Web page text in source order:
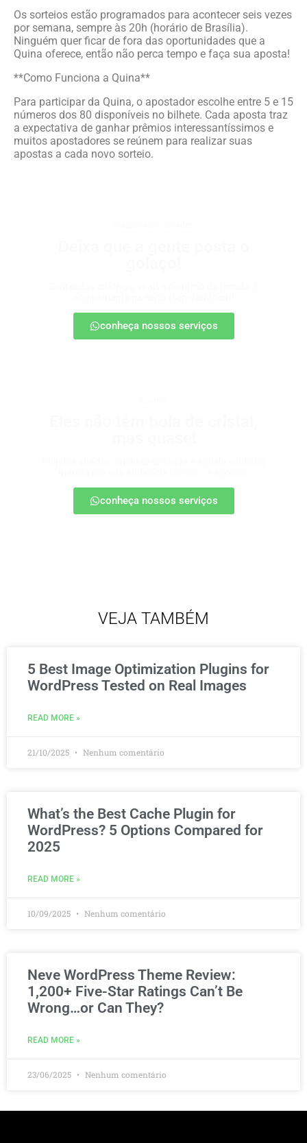
Os sorteios estão programados para acontecer seis vezes
por semana, sempre às 20h (horário de Brasília).
Ninguém quer ficar de fora das oportunidades que a
Quina oferece, então não perca tempo e faça sua aposta!
**Como Funciona a Quina**
Para participar da Quina, o apostador escolhe entre 5 e 15
números dos 80 disponíveis no bilhete. Cada aposta traz
a expectativa de ganhar prêmios interessantíssimos e
muitos apostadores se reúnem para realizar suas
apostas a cada novo sorteio.
conheça nossos serviços
conheça nossos serviços
VEJA TAMBÉM
5 Best Image Optimization Plugins for
WordPress Tested on Real Images
READ MORE »
21/10/2025 Nenhum comentário
What’s the Best Cache Plugin for
WordPress? 5 Options Compared for
2025
READ MORE »
10/09/2025 Nenhum comentário
Neve WordPress Theme Review:
1,200+ Five-Star Ratings Can’t Be
Wrong…or Can They?
READ MORE »
23/06/2025 Nenhum comentário